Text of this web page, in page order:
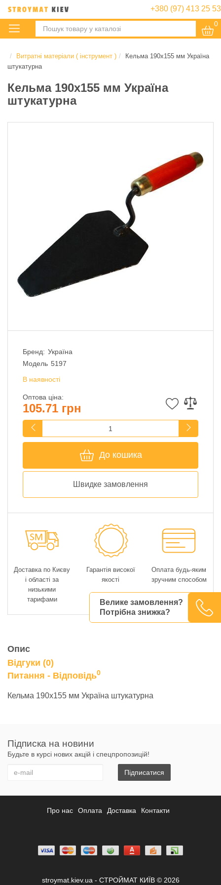
+380 (97) 413 25 53
0
Витратні матеріали ( інструмент )
Кельма 190х155 мм Україна
штукатурна
Кельма 190х155 мм Україна
штукатурна
Бренд: Україна
Модель 5197
В наявності
Оптова ціна:
105.71 грн
До кошика
Швидке замовлення
Велике замовлення?
Потрібна знижка?
Доставка по Києву
і області за
низькими
тарифами
Гарантія високої
якості
Оплата будь-яким
зручним способом
Опис
Відгуки (0)
Питання - Відповідь0
Кельма 190х155 мм Україна штукатурна
Підписка на новини
Будьте в курсі нових акцій і спецпропозицій!
Підписатися
Про нас Оплата Доставка Контакти
stroymat.kiev.ua - СТРОЙМАТ КИЇВ © 2026